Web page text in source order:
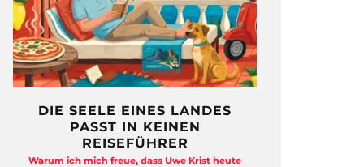
DIE SEELE EINES LANDES
PASST IN KEINEN
REISEFÜHRER
Warum ich mich freue, dass Uwe Krist heute